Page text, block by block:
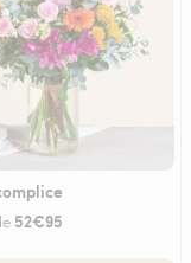
52€95